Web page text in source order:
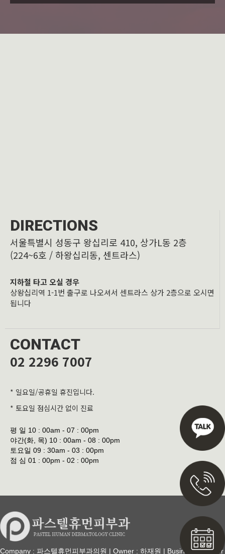
DIRECTIONS
서울특별시 성동구 왕십리로 410, 상가L동 2층
(224~6호 / 하왕십리동, 센트라스)
지하철 타고 오실 경우
상왕십리역 1-1번 출구로 나오셔서 센트라스 상가 2층으로 오시면
됩니다
CONTACT
02 2296 7007
* 일요일/공휴일 휴진입니다.
* 토요일 점심시간 없이 진료
평 일 10 : 00am - 07 : 00pm
야간(화, 목) 10 : 00am - 08 : 00pm
토요일 09 : 30am - 03 : 00pm
점 심 01 : 00pm - 02 : 00pm
Company : 파스텔휴먼피부과의원 | Owner : 하재원 | Business Number